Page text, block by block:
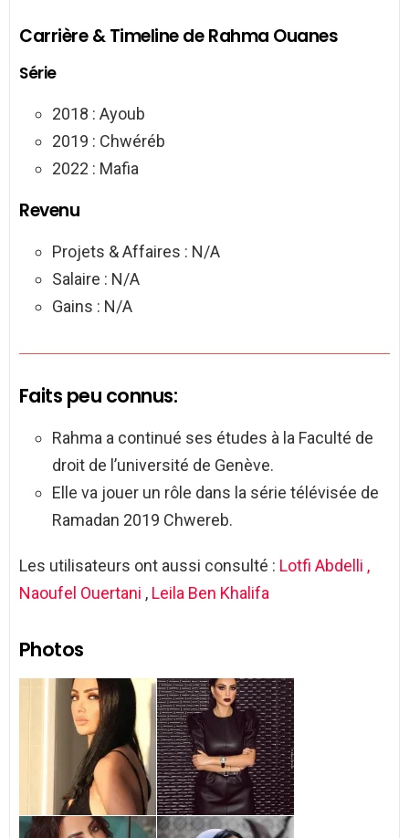
Carrière & Timeline de Rahma Ouanes
Série
2018 : Ayoub
2019 : Chwéréb
2022 : Mafia
Revenu
Projets & Affaires : N/A
Salaire : N/A
Gains : N/A
Faits peu connus:
Rahma a continué ses études à la Faculté de
droit de l’université de Genève.
Elle va jouer un rôle dans la série télévisée de
Ramadan 2019 Chwereb.
Les utilisateurs ont aussi consulté : Lotfi Abdelli ,
Naoufel Ouertani , Leila Ben Khalifa
Photos